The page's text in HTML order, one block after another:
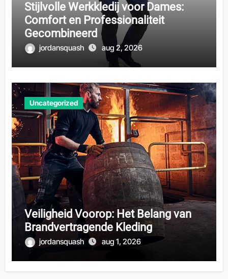
Stijlvolle Werkkledij voor Dames:
Comfort en Professionaliteit
Gecombineerd
jordansquash aug 2, 2026
Uncategorized
Veiligheid Voorop: Het Belang van
Brandvertragende Kleding
jordansquash aug 1, 2026